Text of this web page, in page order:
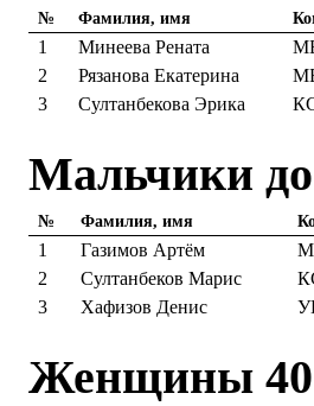
№ Фамилия, имя
1 Минеева Рената
2
Рязанова Екатерина
3
Султанбекова Эрика
Мальчики до
№ Фамилия, имя
1 Газимов Артём
2
Султанбеков Марис
3
Хафизов Денис
Женщины 40